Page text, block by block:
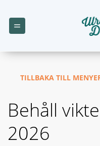
TILLBAKA TILL
Behåll
2026